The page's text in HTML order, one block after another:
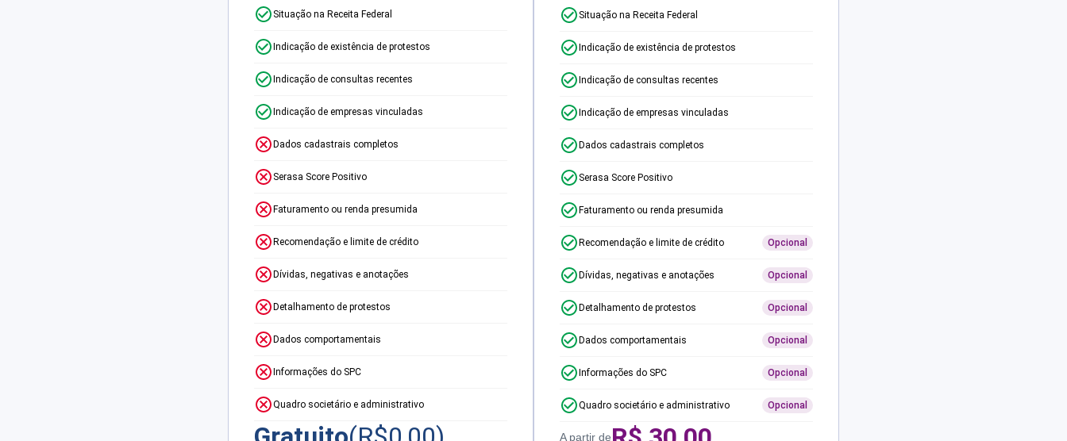
Situação na Receita Federal
Indicação de existência de protestos
Indicação de consultas recentes
Indicação de empresas vinculadas
Dados cadastrais completos
Serasa Score Positivo
Faturamento ou renda presumida
Recomendação e limite de crédito
Dívidas, negativas e anotações
Detalhamento de protestos
Dados comportamentais
Informações do SPC
Quadro societário e administrativo
Situação na Receita Federal
Indicação de existência de protestos
Indicação de consultas recentes
Indicação de empresas vinculadas
Dados cadastrais completos
Serasa Score Positivo
Faturamento ou renda presumida
Recomendação e limite de crédito Opcional
Dívidas, negativas e anotações Opcional
Detalhamento de protestos Opcional
Dados comportamentais Opcional
Informações do SPC Opcional
Quadro societário e administrativo Opcional
A partir de